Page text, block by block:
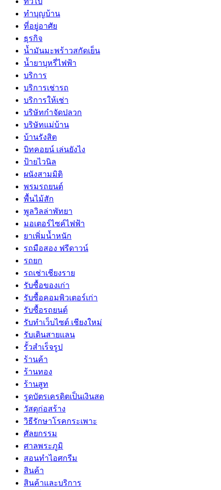
ทำบุญบ้าน
ที่อยู่อาศัย
ธุรกิจ
น้ำมันมะพร้าวสกัดเย็น
น้ำยาบุหรี่ไฟฟ้า
บริการ
บริการเช่ารถ
บริการให้เช่า
บริษัทกำจัดปลวก
บริษัทแม่บ้าน
บ้านรังสิต
บิทคอยน์ เล่นยังไง
ป้ายไวนิล
ผนังสามมิติ
พรมรถยนต์
พื้นไม้สัก
พูลวิลล่าพัทยา
มอเตอร์ไซค์ไฟฟ้า
ยาเพิ่มน้ำหนัก
รถมือสอง ฟรีดาวน์
รถยก
รถเช่าเชียงราย
รับซื้อของเก่า
รับซื้อคอมพิวเตอร์เก่า
รับซื้อรถยนต์
รับทำเว็บไซต์ เชียงใหม่
รับเดินสายแลน
รั้วสำเร็จรูป
ร้านค้า
ร้านทอง
ร้านสูท
รูดบัตรเครดิตเป็นเงินสด
วัสดุก่อสร้าง
วิธีรักษาโรคกระเพาะ
ศัลยกรรม
ศาลพระภูมิ
สอนทำไอศกรีม
สินค้า
สินค้าและบริการ